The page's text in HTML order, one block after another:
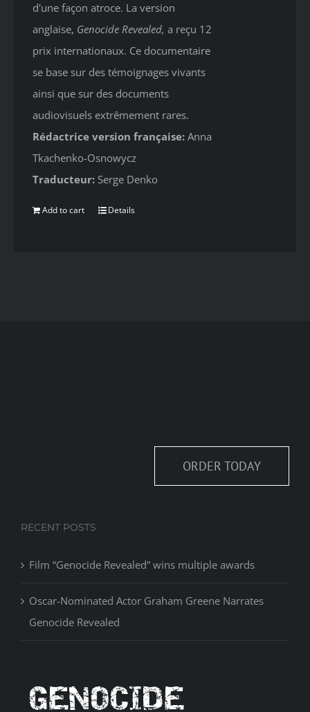
d'une façon atroce. La version
anglaise, Genocide Revealed, a reçu 12
prix internationaux. Ce documentaire
se base sur des témoignages vivants
ainsi que sur des documents
audiovisuels extrêmement rares.
Rédactrice version française: Anna
Tkachenko-Osnowycz
Traducteur: Serge Denko
Add to cart Details
ORDER TODAY
RECENT POSTS
Film “Genocide Revealed” wins multiple awards
Oscar-Nominated Actor Graham Greene Narrates
Genocide Revealed